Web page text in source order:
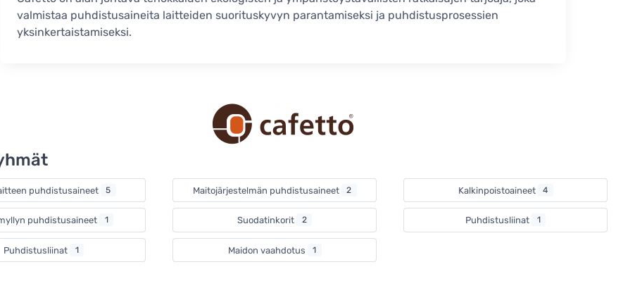
valmistaa puhdistusaineita laitteiden suorituskyvyn parantamiseksi ja puhdistusprosessien
yksinkertaistamiseksi.
puhdistusaineet 5 Maitojärjestelmän puhdistusaineet 2 Kalkinpoistoaineet 4
puhdistusaineet 1 Suodatinkorit 2 Puhdistusliinat 1
Puhdistusliinat 1 Maidon vaahdotus 1